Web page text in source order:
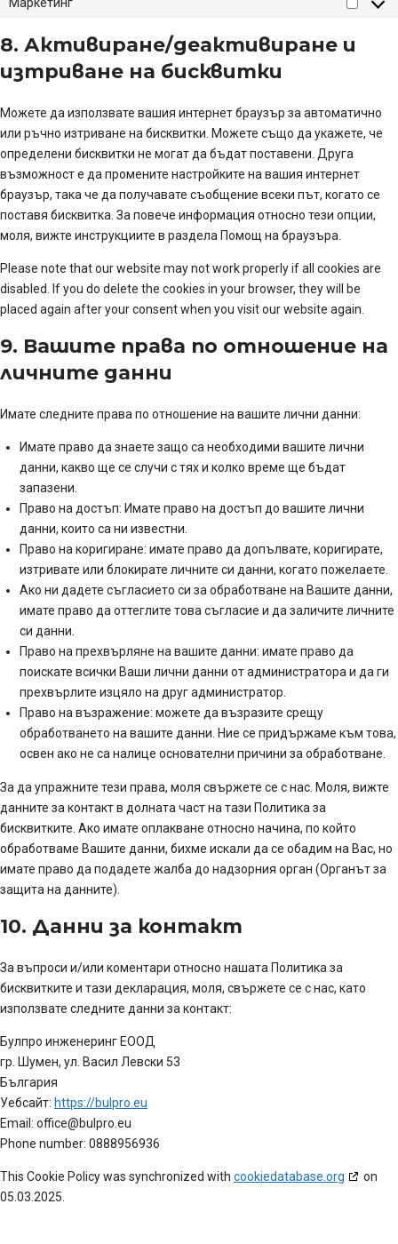
8. Активиране/деактивиране и
изтриване на бисквитки
Можете да използвате вашия интернет браузър за автоматично
или ръчно изтриване на бисквитки. Можете също да укажете, че
определени бисквитки не могат да бъдат поставени. Друга
възможност е да промените настройките на вашия интернет
браузър, така че да получавате съобщение всеки път, когато се
поставя бисквитка. За повече информация относно тези опции,
моля, вижте инструкциите в раздела Помощ на браузъра.
Please note that our website may not work properly if all cookies are
disabled. If you do delete the cookies in your browser, they will be
placed again after your consent when you visit our website again.
9. Вашите права по отношение на
личните данни
Имате следните права по отношение на вашите лични данни:
Имате право да знаете защо са необходими вашите лични
данни, какво ще се случи с тях и колко време ще бъдат
запазени.
Право на достъп: Имате право на достъп до вашите лични
данни, които са ни известни.
Право на коригиране: имате право да допълвате, коригирате,
изтривате или блокирате личните си данни, когато пожелаете.
Ако ни дадете съгласието си за обработване на Вашите данни,
имате право да оттеглите това съгласие и да заличите личните
си данни.
Право на прехвърляне на вашите данни: имате право да
поискате всички Ваши лични данни от администратора и да ги
прехвърлите изцяло на друг администратор.
Право на възражение: можете да възразите срещу
обработването на вашите данни. Ние се придържаме към това,
освен ако не са налице основателни причини за обработване.
За да упражните тези права, моля свържете се с нас. Моля, вижте
данните за контакт в долната част на тази Политика за
бисквитките. Ако имате оплакване относно начина, по който
обработваме Вашите данни, бихме искали да се обадим на Вас, но
имате право да подадете жалба до надзорния орган (Органът за
защита на данните).
10. Данни за контакт
За въпроси и/или коментари относно нашата Политика за
бисквитките и тази декларация, моля, свържете се с нас, като
използвате следните данни за контакт:
Булпро инженеринг ЕООД
гр. Шумен, ул. Васил Левски 53
България
Уебсайт: https://bulpro.eu
Email: office@bulpro.eu
Phone number: 0888956936
This Cookie Policy was synchronized with cookiedatabase.org
on
05.03.2025.